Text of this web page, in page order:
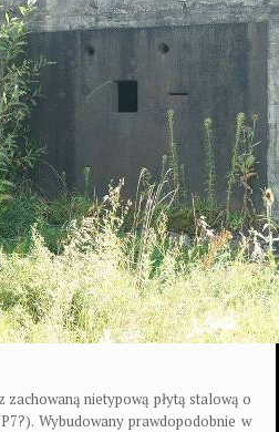
zachowaną nietypową płytą stalową o
Wybudowany prawdopodobnie w